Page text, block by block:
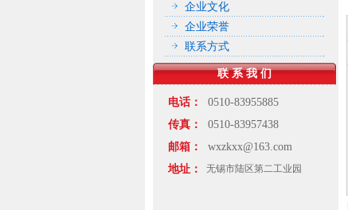
企业文化
企业荣誉
联系方式
联 系 我 们
电话：
0510-83955885
传真：
0510-83957438
邮箱：
wxzkxx@163.com
地址：
无锡市陆区第二工业园